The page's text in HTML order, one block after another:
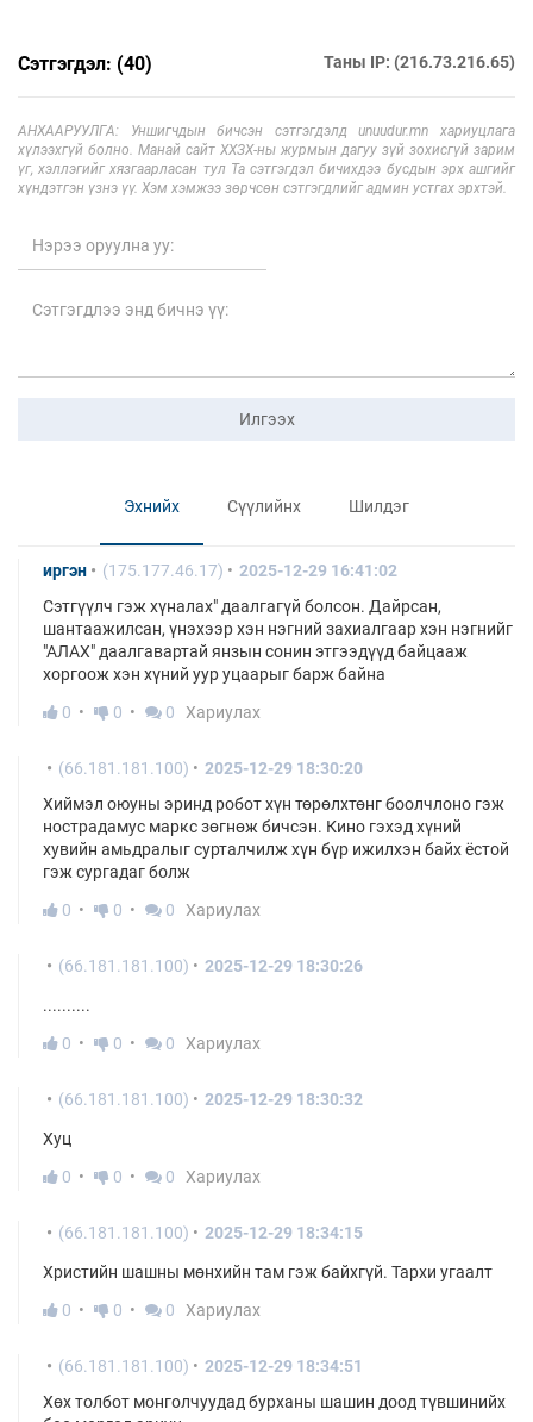
Сэтгэгдэл: (40) Таны IP: (216.73.216.65)
АНХААРУУЛГА: Уншигчдын бичсэн сэтгэгдэлд unuudur.mn хариуцлага
хүлээхгүй болно. Манай сайт ХХЗХ-ны журмын дагуу зүй зохисгүй зарим
үг, хэллэгийг хязгаарласан тул Та сэтгэгдэл бичихдээ бусдын эрх ашгийг
хүндэтгэн үзнэ үү. Хэм хэмжээ зөрчсөн сэтгэгдлийг админ устгах эрхтэй.
Илгээх
Эхнийх Сүүлийнх Шилдэг
иргэн (175.177.46.17)
2025-12-29 16:41:02
Сэтгүүлч гэж хүналах" даалгагүй болсон. Дайрсан,
шантаажилсан, үнэхээр хэн нэгний захиалгаар хэн нэгнийг
"АЛАХ" даалгавартай янзын сонин этгээдүүд байцааж
хоргоож хэн хүний уур уцаарыг барж байна
0
0 0 Хариулах
(66.181.181.100)
2025-12-29 18:30:20
Хиймэл оюуны эринд робот хүн төрөлхтөнг боолчлоно гэж
нострадамус маркс зөгнөж бичсэн. Кино гэхэд хүний
хувийн амьдралыг сурталчилж хүн бүр ижилхэн байх ёстой
гэж сургадаг болж
0
0 0 Хариулах
(66.181.181.100) 2025-12-29 18:30:26
..........
0
0 0 Хариулах
(66.181.181.100) 2025-12-29 18:30:32
Хуц
0
0 0 Хариулах
(66.181.181.100) 2025-12-29 18:34:15
Христийн шашны мөнхийн там гэж байхгүй. Тархи угаалт
0
0 0 Хариулах
(66.181.181.100)
2025-12-29 18:34:51
Хөх толбот монголчуудад бурханы шашин доод түвшинийх